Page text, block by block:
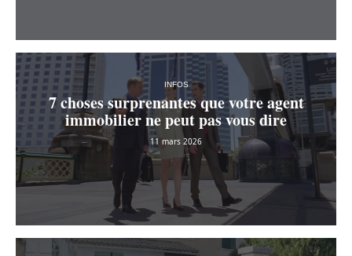
INFOS
7 choses surprenantes que votre agent
immobilier ne peut pas vous dire
11 mars 2026